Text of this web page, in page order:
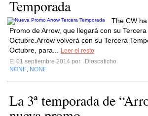
Temporada
The CW
Promo de Arrow, que llegará con su
Octubre.Arrow volverá con su Tercera
Octubre, para...
Leer el resto
El 01 septiembre 2014 por
Dioscaficho
NONE NONE
La 3ª temporada de